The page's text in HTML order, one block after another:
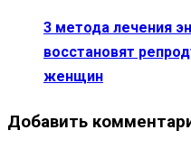
3 метода лечения
восстановят
женщин
Добавить